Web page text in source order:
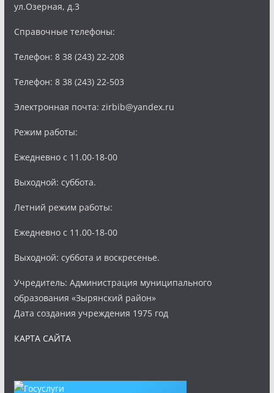
ул.Озерная, д.3
Справочные телефоны:
Телефон: 8 38 (243) 22-208
Телефон: 8 38 (243) 22-503
Электронная почта: zirbib@yandex.ru
Режим работы:
Ежедневно с 11.00-18-00
Выходной: суббота.
Летний режим работы:
Ежедневно с 11.00-18-00
Выходной: суббота и воскресенье.
Учредитель: Администрация муниципального
образования «Зырянский район»
Дата создания учреждения 1975 год
КАРТА САЙТА